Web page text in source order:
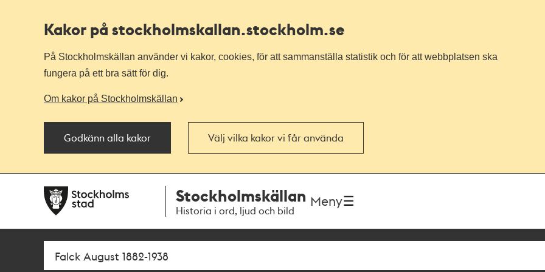
Kakor på stockholmskallan.stockholm.se
På Stockholmskällan använder vi kakor, cookies, för att sammanställa statistik och för att webbplatsen ska
fungera på ett bra sätt för dig.
Om kakor på Stockholmskällan
Godkänn alla kakor Välj vilka kakor vi får använda
navigationen
huvudinnehållet
Stockholmskällan
Historia i ord, ljud och bild
Meny
Sök